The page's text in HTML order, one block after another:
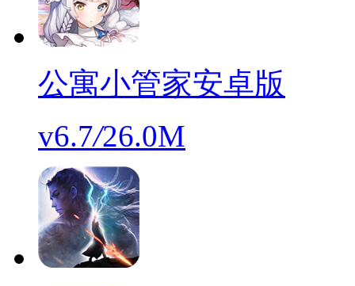
公寓小管家安卓版
v6.7/26.0M